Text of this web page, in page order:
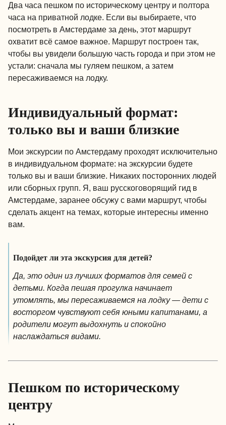
Два часа пешком по историческому центру и полтора
часа на приватной лодке. Если вы выбираете, что
посмотреть в Амстердаме за день, этот маршрут
охватит всё самое важное. Маршрут построен так,
чтобы вы увидели большую часть города и при этом не
устали: сначала мы гуляем пешком, а затем
пересаживаемся на лодку.
Индивидуальный формат:
только вы и ваши близкие
Мои экскурсии по Амстердаму проходят исключительно
в индивидуальном формате: на экскурсии будете
только вы и ваши близкие. Никаких посторонних людей
или сборных групп. Я, ваш русскоговорящий гид в
Амстердаме, заранее обсужу с вами маршрут, чтобы
сделать акцент на темах, которые интересны именно
вам.
Подойдет ли эта экскурсия для детей?
Да, это один из лучших форматов для семей с
детьми. Когда пешая прогулка начинает
утомлять, мы пересаживаемся на лодку — дети с
восторгом чувствуют себя юными капитанами, а
родители могут выдохнуть и спокойно
наслаждаться видами.
Пешком по историческому
центру